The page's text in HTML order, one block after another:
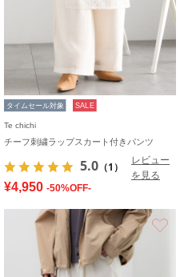
タイムセール対象 SALE
Te chichi
チーフ刺繍ラップスカート付きパンツ
5.0 （1）
レビュー
を見る
¥4,950 -50%OFF-